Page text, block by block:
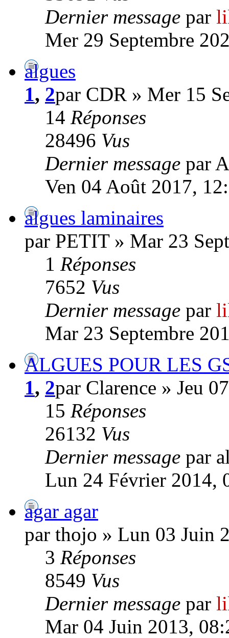
Dernier message par
Mer 29 Septembre
algues
1, 2par CDR » Mer 15
14 Réponses
28496 Vus
Dernier message par
Ven 04 Août 2017,
algues laminaires
par PETIT » Mar 23
1 Réponses
7652 Vus
Dernier message par
Mar 23 Septembre
ALGUES POUR LES
1, 2par Clarence » Jeu
15 Réponses
26132 Vus
Dernier message par
Lun 24 Février 2014,
agar agar
par thojo » Lun 03 Juin
3 Réponses
8549 Vus
Dernier message par
Mar 04 Juin 2013,